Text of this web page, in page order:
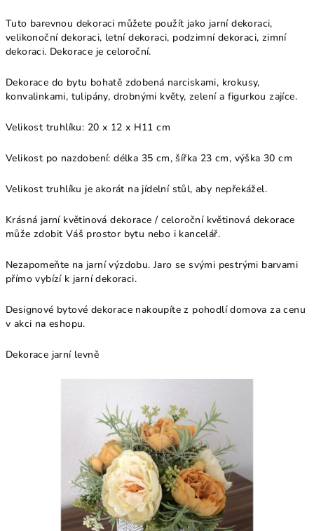
Tuto barevnou dekoraci můžete použít jako jarní dekoraci,
velikonoční dekoraci, letní dekoraci, podzimní dekoraci, zimní
dekoraci. Dekorace je celoroční.
Dekorace do bytu bohatě zdobená narciskami, krokusy,
konvalinkami, tulipány, drobnými květy, zelení a figurkou zajíce.
Velikost truhlíku: 20 x 12 x H11 cm
Velikost po nazdobení: délka 35 cm, šířka 23 cm, výška 30 cm
Velikost truhlíku je akorát na jídelní stůl, aby nepřekážel.
Krásná jarní květinová dekorace / celoroční květinová dekorace
může zdobit Váš prostor bytu nebo i kancelář.
Nezapomeňte na jarní výzdobu. Jaro se svými pestrými barvami
přímo vybízí k jarní dekoraci.
Designové bytové dekorace nakoupíte z pohodlí domova za cenu
v akci na eshopu.
Dekorace jarní levně